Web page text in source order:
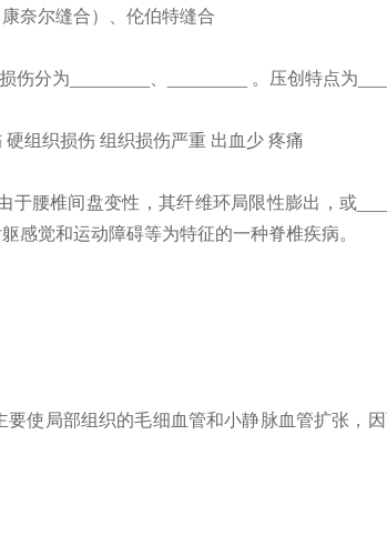
奈尔缝合）、伦伯特缝合
伤分为________、________ 。压创特点为
组织损伤 组织损伤严重 出血少 疼痛
于腰椎间盘变性，其纤维环局限性膨出，或
感觉和运动障碍等为特征的一种脊椎疾病。
使局部组织的毛细血管和小静脉血管扩张，